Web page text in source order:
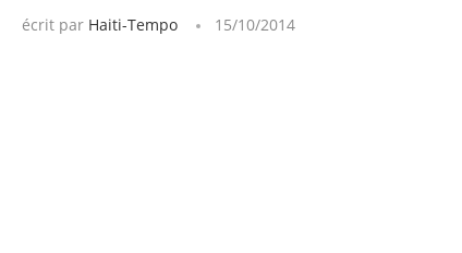
écrit par Haiti-Tempo 15/10/2014